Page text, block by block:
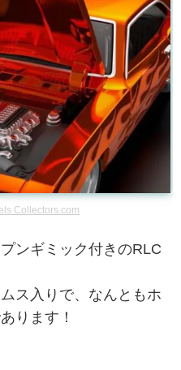
Collectors.com
ンギミック付きのRLC
ス入りで、なんともホ
ります！